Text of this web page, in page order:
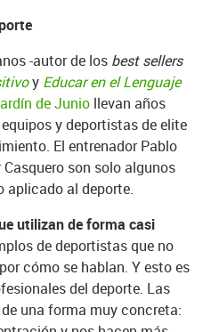
-autor de los best sellers
y Educar en el Lenguaje
de Juniollevan años
y deportistas de elite
El entrenador Pablo
son solo algunos
aplicado al deporte.
utilizan de forma casi
de deportistas que no
cómo se hablan. Y esto es
del deporte. Las
una forma muy concreta: